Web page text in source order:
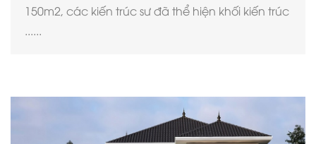
150m2, các kiến trúc sư đã thể hiện khối kiến trúc
......